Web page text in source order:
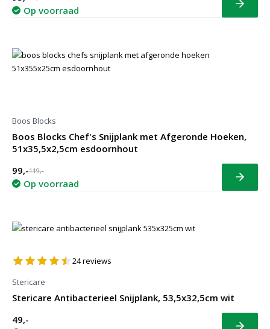
Op voorraad Bekijk
Boos Blocks
Boos Blocks Chef's Snijplank met Afgeronde Hoeken,
51x35,5x2,5cm esdoornhout
99,-119,-
Op voorraad Bekijk
24reviews
Stericare
Stericare Antibacterieel Snijplank, 53,5x32,5cm wit
49,-